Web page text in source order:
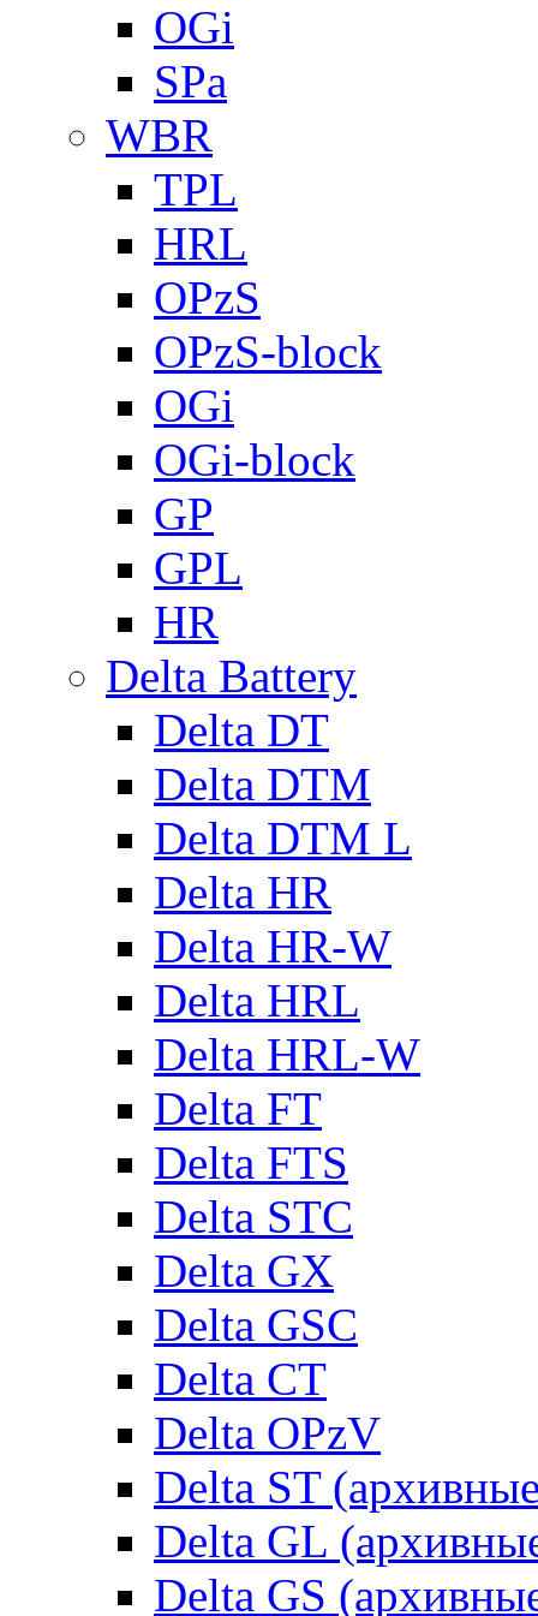
OGi
SPa
WBR
TPL
HRL
OPzS
OPzS-block
OGi
OGi-block
GP
GPL
HR
Delta Battery
Delta DT
Delta DTM
Delta DTM L
Delta HR
Delta HR-W
Delta HRL
Delta HRL-W
Delta FT
Delta FTS
Delta STC
Delta GX
Delta GSC
Delta CT
Delta OPzV
Delta ST
Delta GL
Delta GS